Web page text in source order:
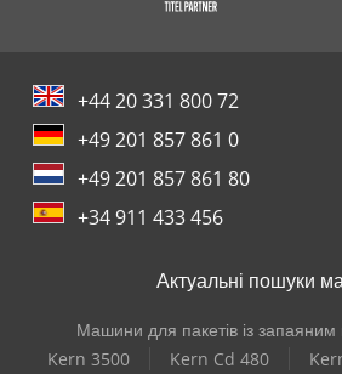
+44 20 331 800 72
+49 201 857 861 0
+49 201 857 861 80
+34 911 433 456
Актуальні пошуки
Машини для пакетів із запаяним
Kern 3500
Kern Cd 480